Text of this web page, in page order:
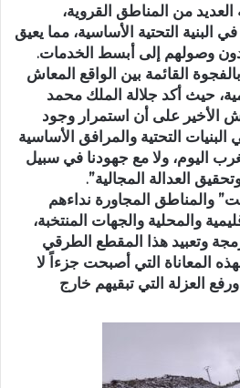
من المناطق القروية،
التحتية الأساسية، مما يعيق
وصولهم إلى أبسط الخدمات.
القائمة بين الواقع المعاش
حيث أكد جلالة الملك محمد
على أن استمرار وجود
التحتية والمرافق الأساسية
اليوم، ولا مع جهودنا في سبيل
العدالة المجالية”.
والمناطق المجاورة نداءهم
والمحلية والجهات المنتخبة،
وتعبيد هذا المقطع الطرقي
المعاناة التي أصبحت جزءاً لا
العزلة التي تبقيهم خارج